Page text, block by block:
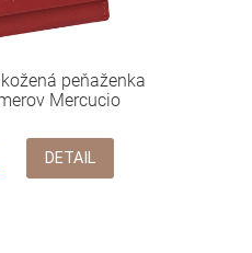
peňaženka
Mercucio
DETAIL